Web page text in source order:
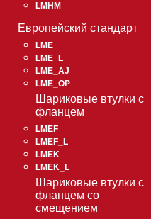
LMHM
Европейский стандарт
LME
LME_L
LME_AJ
LME_OP
Шариковые втулки с
фланцем
LMEF
LMEF_L
LMEK
LMEK_L
Шариковые втулки с
фланцем со
смещением